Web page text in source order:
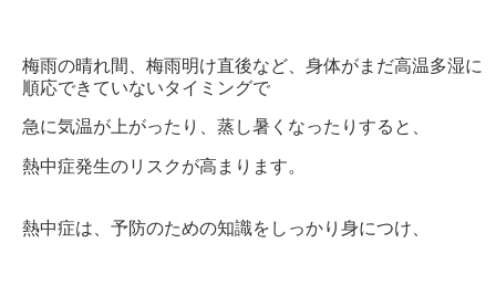
梅雨の晴れ間、梅雨明け直後など、身体がまだ高温多湿に
順応できていないタイミングで
急に気温が上がったり、蒸し暑くなったりすると、
熱中症発生のリスクが高まります。
熱中症は、予防のための知識をしっかり身につけ、